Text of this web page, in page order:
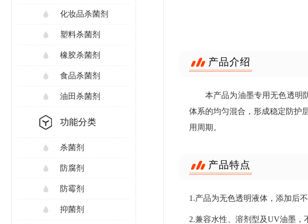
化妆品杀菌剂
塑料杀菌剂
橡胶杀菌剂
食品杀菌剂
油田杀菌剂
功能分类
杀菌剂
防腐剂
防霉剂
抑菌剂
产品介绍
本产品为油墨专用无色透明
体系的均匀混合，形成稳定防护
用周期。
产品特点
1.产品为无色透明液体，添加后
2.兼容水性、溶剂型及UV油墨，